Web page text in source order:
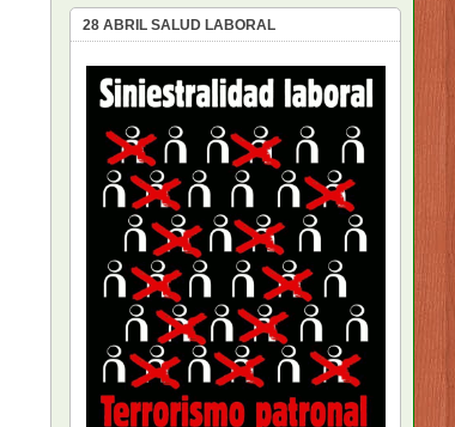
28 ABRIL SALUD LABORAL